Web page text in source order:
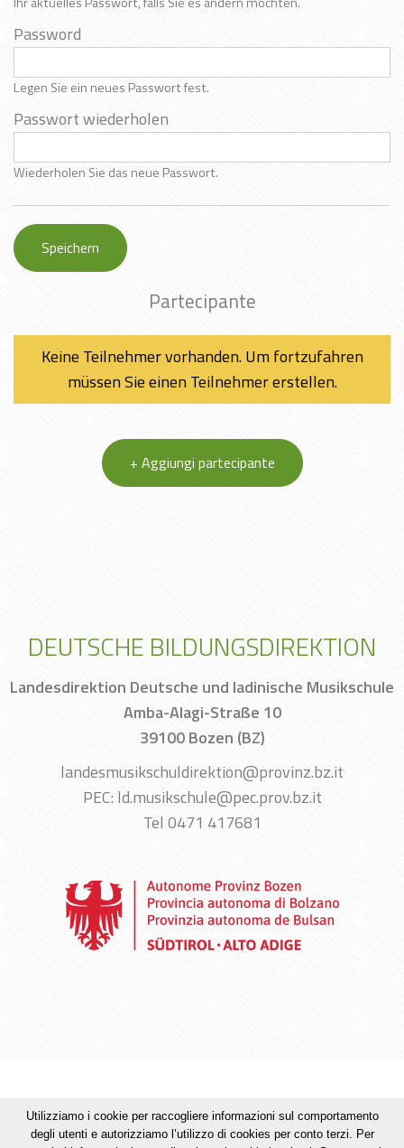
Password
Legen Sie ein neues Passwort fest.
Passwort wiederholen
Wiederholen Sie das neue Passwort.
Partecipante
Keine Teilnehmer vorhanden. Um fortzufahren
müssen Sie einen Teilnehmer erstellen.
+ Aggiungi partecipante
DEUTSCHE BILDUNGSDIREKTION
Landesdirektion Deutsche und ladinische Musikschule
Amba-Alagi-Straße 10
39100 Bozen (BZ)
landesmusikschuldirektion@provinz.bz.it
PEC: ld.musikschule@pec.prov.bz.it
Tel 0471 417681
Credits Privacy Mappa del sito
MwSt. + Str. Nr. :
00390090215
Utilizziamo i cookie per raccogliere informazioni sul comportamento
degli utenti e autorizziamo l’utilizzo di cookies per conto terzi. Per